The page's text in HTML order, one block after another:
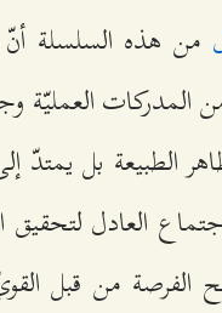
من هذه السلسلة أنّ
العمليّة
الطبيعة بل
العادل لتحقيق
من قبل